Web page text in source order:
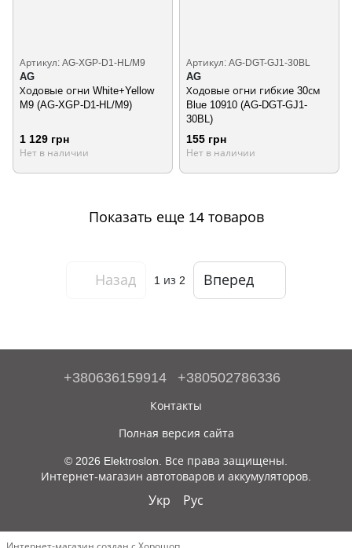
Артикул: AG-XGP-D1-HL/M9
AG
Ходовые огни White+Yellow
M9 (AG-XGP-D1-HL/M9)
1 129 грн
Нет в наличии
Артикул: AG-DGT-GJ1-30BL
AG
Ходовые огни гибкие 30см
Blue 10910 (AG-DGT-GJ1-
30BL)
155 грн
Нет в наличии
Показать еще 14 товаров
Назад 1 из 2 Вперед
+380636159914 +380502786336
Контакты
Полная версия сайта
© 2026 Elektroslon. Все права защищены.
Интернет-магазин автотоваров и аккумуляторов.
Укр Рус